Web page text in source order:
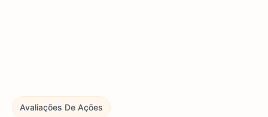
Avaliações De Ações